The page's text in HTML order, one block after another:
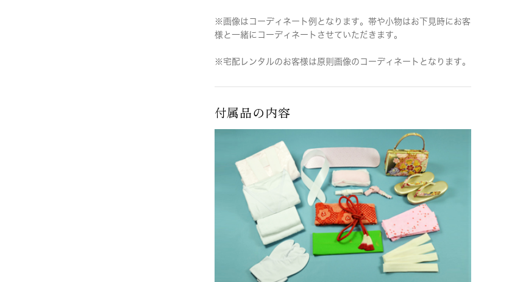
※画像はコーディネート例となります。帯や小物はお下見時にお客
様と一緒にコーディネートさせていただきます。
※宅配レンタルのお客様は原則画像のコーディネートとなります。
付属品の内容